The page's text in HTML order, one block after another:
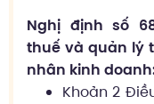
Nghị định số
thuế và quản lý
nhân kinh
Khoản 2